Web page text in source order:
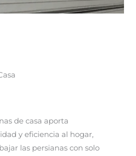
de casa aporta
y eficiencia al hogar,
las persianas con solo